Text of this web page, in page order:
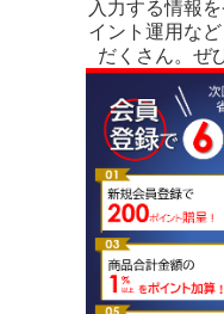
入力する情報
イント運用な
だくさん。ぜ